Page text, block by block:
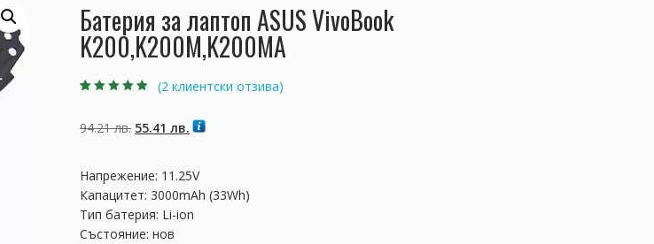
Батерия за лаптоп ASUS VivoBook
K200,K200M,K200MA
базирано на
потребителски
(2 клиентски отзива)
94.21лв. Original
94.21 лв..
55.41 лв. Текущата
55.41 лв..
Напрежение: 11.25V
Капацитет: 3000mAh (33Wh)
Тип батерия: Li-ion
Състояние: нов